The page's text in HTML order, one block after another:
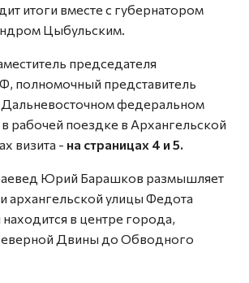
итоги вместе с губернатором
Цыбульским.
председателя
полномочный представитель
Дальневосточном федеральном
рабочей поездке в Архангельской
визита - на страницах 4 и 5.
Юрий Барашков размышляет
архангельской улицы Федота
в центре города,
Двины до Обводного